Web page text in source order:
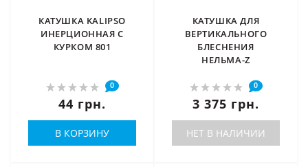
КАТУШКА KALIPSO
ИНЕРЦИОННАЯ С
КУРКОМ 801
0
44 грн.
В КОРЗИНУ
КАТУШКА ДЛЯ
ВЕРТИКАЛЬНОГО
БЛЕСНЕНИЯ
НЕЛЬМА-Z
0
3 375 грн.
НЕТ В НАЛИЧИИ